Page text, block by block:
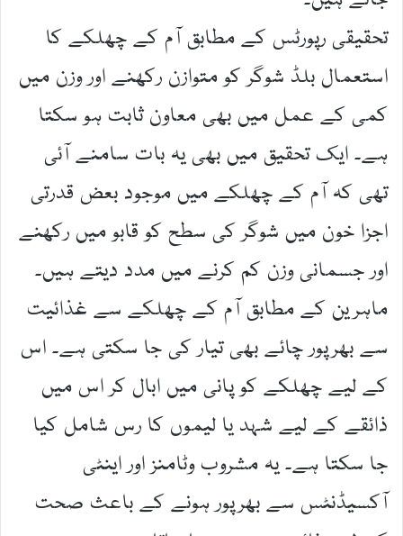
تحقیقی رپورٹس کے مطابق آم کے چھلکے کا
استعمال بلڈ شوگر کو متوازن رکھنے اور وزن میں
کمی کے عمل میں بھی معاون ثابت ہو سکتا
ہے۔ ایک تحقیق میں بھی یہ بات سامنے آئی
تھی کہ آم کے چھلکے میں موجود بعض قدرتی
اجزا خون میں شوگر کی سطح کو قابو میں رکھنے
اور جسمانی وزن کم کرنے میں مدد دیتے ہیں۔
ماہرین کے مطابق آم کے چھلکے سے غذائیت
سے بھرپور چائے بھی تیار کی جا سکتی ہے۔ اس
کے لیے چھلکے کو پانی میں ابال کر اس میں
ذائقے کے لیے شہد یا لیموں کا رس شامل کیا
جا سکتا ہے۔ یہ مشروب وٹامنز اور اینٹی
آکسیڈنٹس سے بھرپور ہونے کے باعث صحت